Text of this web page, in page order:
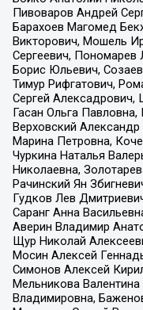
Пивоваров Андрей
Барахоев Магомед
Викторович, Мошель
Сергеевич, Пономарев
Борис Юльевич,
Тимур Рифгатович,
Сергей Алексадрович,
Гасан Ольга
Верховский
Марина Петровна,
Чуркина Наталья
Николаевна,
Рачинский Ян
Гудков Лев
Саранг Анна
Аверин Владимир
Щур Николай
Мосин Алексей
Симонов Алексей
Мельникова
Владимировна,